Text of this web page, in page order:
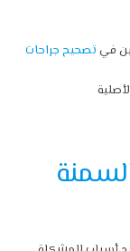
في تصحيح جراحات